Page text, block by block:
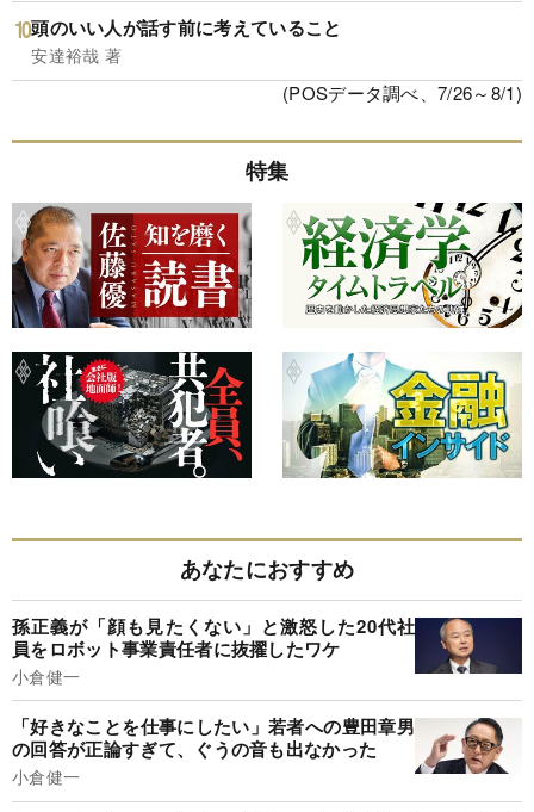
頭のいい人が話す前に考えていること
安達裕哉 著
(POSデータ調べ、7/26～8/1)
特集
あなたにおすすめ
孫正義が「顔も見たくない」と激怒した20代社
員をロボット事業責任者に抜擢したワケ
小倉健一
「好きなことを仕事にしたい」若者への豊田章男
の回答が正論すぎて、ぐうの音も出なかった
小倉健一